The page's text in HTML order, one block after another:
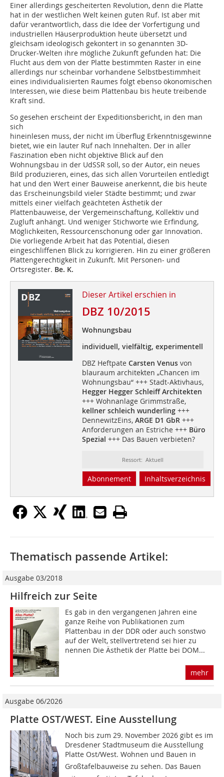
Einer allerdings gescheiterten Revolution, denn die Platte
hat in der westlichen Welt keinen guten Ruf. Ist aber mit
dafür verantwortlich, dass die Idee der Vorfertigung und
industriellen Häuserproduktion heute übersetzt und
gleichsam ideologisch gekontert in so genannten 3D-
Drucker-Welten ihre mögliche Zukunft gefunden hat: Die
Flucht aus dem von der Platte bestimmten Raster in eine
allerdings nur scheinbar vorhandene Selbstbestimmheit
eines individualisierten Raumes folgt ebenso ökonomischen
Interessen, wie diese beim Plattenbau bis heute treibende
Kraft sind.
So gesehen erscheint der Expeditionsbericht, in den man
sich
hineinlesen muss, der nicht im Überflug Erkenntnisgewinne
bietet, wie ein lauter Ruf nach Innehalten. Der in aller
Faszination eben nicht objektive Blick auf den
Wohnungsbau in der UdSSR soll, so der Autor, ein neues
Bild produzieren, eines, das sich allen Vorurteilen entledigt
hat und den Wert einer Bauweise anerkennt, die bis heute
das Erscheinungsbild vieler Städte bestimmt; und zwar
mittels einer vielfach geächteten Ästhetik der
Plattenbauweise, der Vergemeinschaftung, Kollektiv und
Zugluft anhängt. Und weniger Stichworte wie Erfindung,
Möglichkeiten, Ressourcenschonung oder gar Innovation.
Die vorliegende Arbeit hat das Potential, diesen
eingeschliffenen Blick zu korrigieren. Hin zu einer größeren
Plattengerechtigkeit in ­Zukunft. Mit Personen- und
Ortsregister. Be. K.
Dieser Artikel erschien in
DBZ 10/2015
Wohnungsbau
individuell, vielfältig, experimentell
DBZ Heftpate Carsten Venusvon
blauraum architekten „Chancen im
Wohnungsbau“ +++ Stadt-Aktivhaus,
Hegger Hegger Schleiff Architekten
+++ Wohnanlage Grimmstraße,
kellner schleich wunderling+++
DennewitzEins, ARGE D1 GbR+++
Anforderungen an Estriche +++ Büro
Spezial +++ Das Bauen verbieten?
Ressort: Aktuell
Abonnement Inhaltsverzeichnis
Thematisch passende Artikel:
Ausgabe 03/2018
Hilfreich zur Seite
Es gab in den vergangenen Jahren eine
ganze Reihe von Publikationen zum
Plattenbau in der DDR oder auch sonstwo
auf der Welt, stellvertretend sei hier zu
nennen Die Ästhetik der Platte bei DOM...
mehr
Ausgabe 06/2026
Platte OST/WEST. Eine Ausstellung
Noch bis zum 29. November 2026 gibt es im
Dresdener Stadtmuseum die Ausstellung
Platte Ost/West. Wohnen und Bauen in
Großtafelbauweise zu sehen. Das Bauen